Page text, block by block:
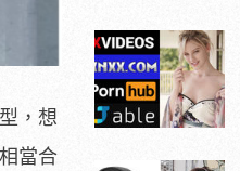
，想
當合